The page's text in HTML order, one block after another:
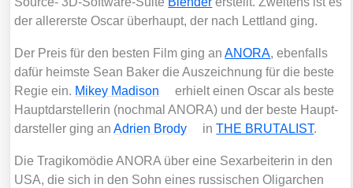
der aller­ers­te Oscar über­haupt, der nach Lett­land ging.
Der Preis für den bes­ten Film ging anANORA, eben­falls
dafür heims­te Sean Bak­er die Aus­zeich­nung für die bes­te
Regie ein. Mikey Madi­son
erhielt einen Oscar als bes­te
Haupt­dar­stel­le­rin (noch­mal ANORA) und der bes­te Haupt­
dar­stel­ler ging anAdri­en Bro­dy inTHE BRUTALIST.
Die Tra­gi­ko­mö­die ANORA über eine Sex­ar­bei­te­rin in den
USA, die sich in den Sohn eines rus­si­schen Olig­ar­chen